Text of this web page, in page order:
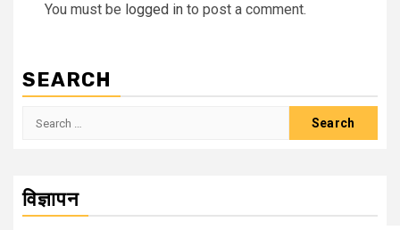
You must be logged in to post a comment.
SEARCH
Search
विज्ञापन